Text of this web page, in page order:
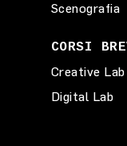
Scenografia
CORSI
Creative Lab
Digital Lab